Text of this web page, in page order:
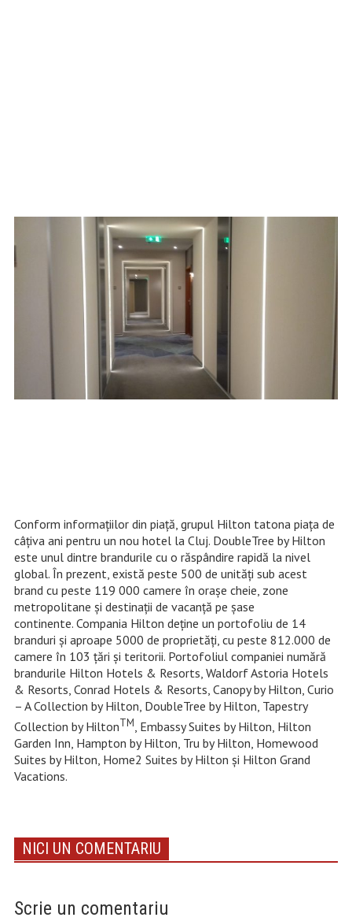
Conform informaţiilor din piaţă, grupul Hilton tatona piaţa de
câţiva ani pentru un nou hotel la Cluj. DoubleTree by Hilton
este unul dintre brandurile cu o răspândire rapidă la nivel
global. În prezent, există peste 500 de unităţi sub acest
brand cu peste 119 000 camere în oraşe cheie, zone
metropolitane şi destinaţii de vacanţă pe șase
continente. Compania Hilton deține un portofoliu de 14
branduri și aproape 5000 de proprietăţi, cu peste 812.000 de
camere în 103 ţări şi teritorii. Portofoliul companiei numără
brandurile Hilton Hotels & Resorts, Waldorf Astoria Hotels
& Resorts, Conrad Hotels & Resorts, Canopy by Hilton, Curio
– A Collection by Hilton, DoubleTree by Hilton, Tapestry
Collection by HiltonTM, Embassy Suites by Hilton, Hilton
Garden Inn, Hampton by Hilton, Tru by Hilton, Homewood
Suites by Hilton, Home2 Suites by Hilton şi Hilton Grand
Vacations.
NICI UN COMENTARIU
Scrie un comentariu